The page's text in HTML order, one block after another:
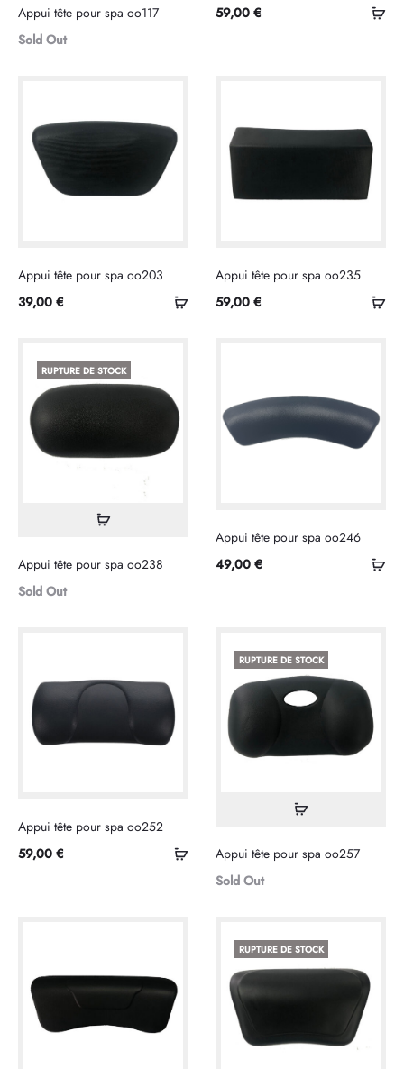
suite
Appui tête pour spa oo117
Sold Out
59,00 €
Sélectionner
Appui tête pour spa oo203
39,00 €
Appui tête pour spa oo235
59,00 €
RUPTURE DE STOCK
Lire
suite
Appui tête pour spa oo238
Sold Out
Appui tête pour spa oo246
49,00 €
Sélectionner
Appui tête pour spa oo252
59,00 €
RUPTURE DE STOCK
Lire
suite
Appui tête pour spa oo257
Sold Out
RUPTURE DE STOCK